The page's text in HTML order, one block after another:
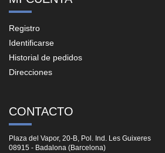
Registro
Identificarse
Historial de pedidos
Direcciones
CONTACTO
Plaza del Vapor, 20-B, Pol. Ind. Les Guixeres
08915 - Badalona (Barcelona)